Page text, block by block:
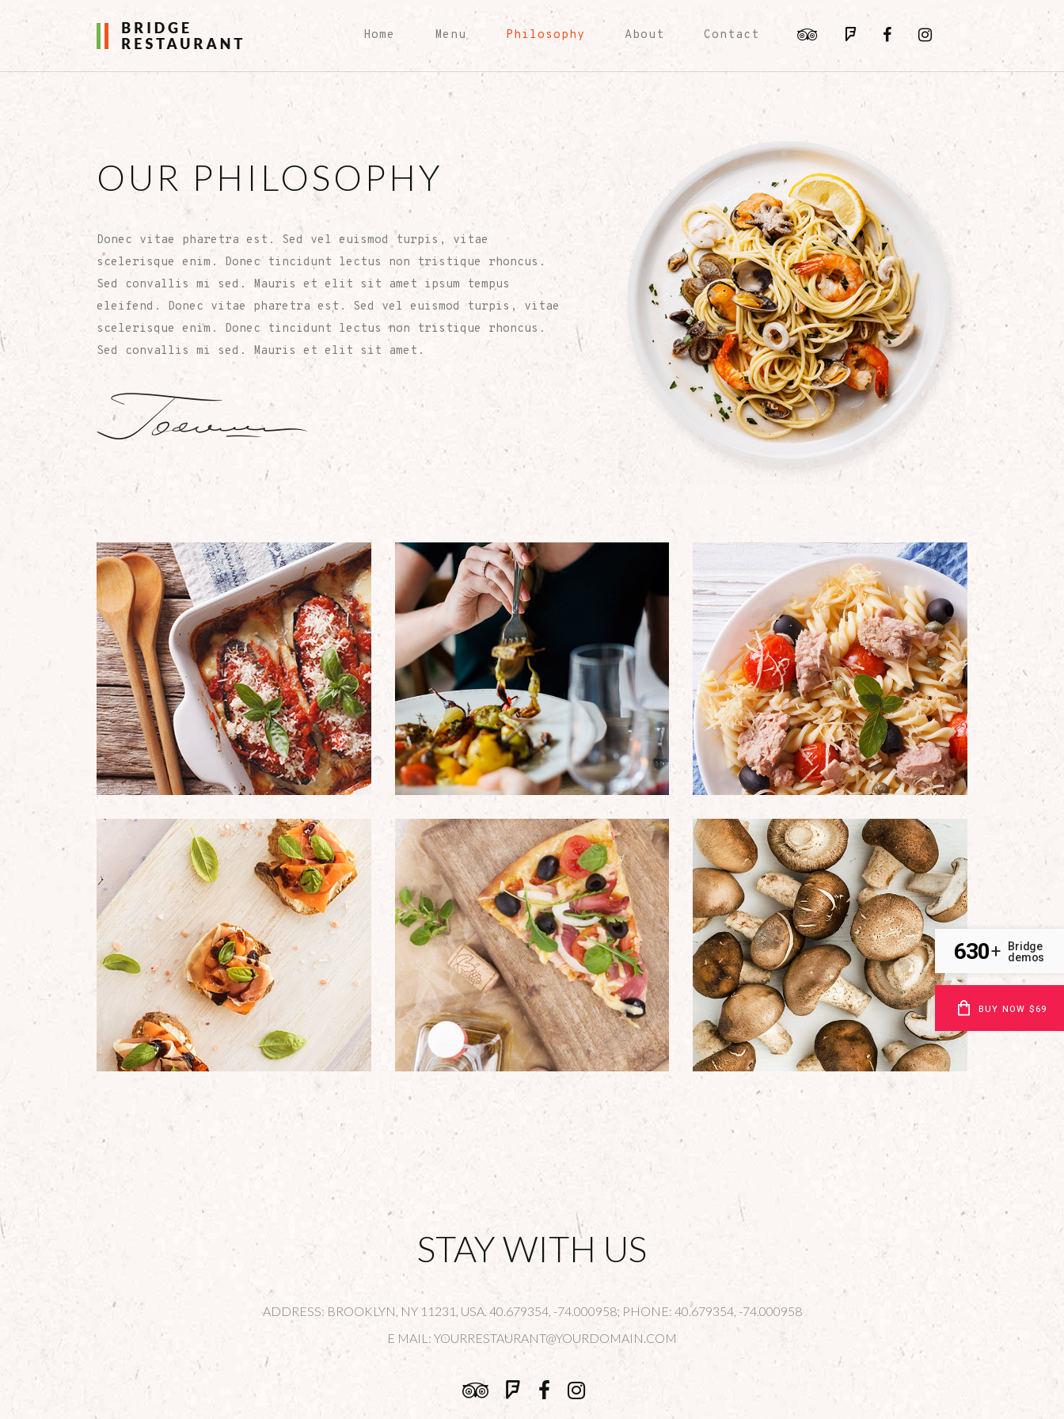
Home Menu Philosophy About Contact
OUR PHILOSOPHY
Donec vitae pharetra est. Sed vel euismod turpis, vitae
scelerisque enim. Donec tincidunt lectus non tristique rhoncus.
Sed convallis mi sed. Mauris et elit sit amet ipsum tempus
eleifend. Donec vitae pharetra est. Sed vel euismod turpis, vitae
scelerisque enim. Donec tincidunt lectus non tristique rhoncus.
Sed convallis mi sed. Mauris et elit sit amet.
STAY WITH US
ADDRESS: BROOKLYN, NY 11231, USA. 40.679354, -74.000958; PHONE: 40.679354, -74.000958
E MAIL: YOURRESTAURANT@YOURDOMAIN.COM
630+
Bridge
demos
BUY NOW $69